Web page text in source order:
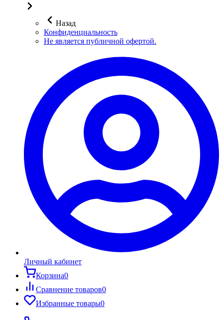
Назад
Конфиденциальность
Не является публичной офертой.
Личный кабинет
Корзина0
Сравнение товаров0
Избранные товары0